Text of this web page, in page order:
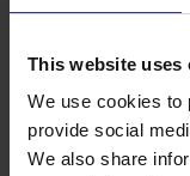
This website uses
We use cookies to
provide social
We also share
Postcode
Huisnummer